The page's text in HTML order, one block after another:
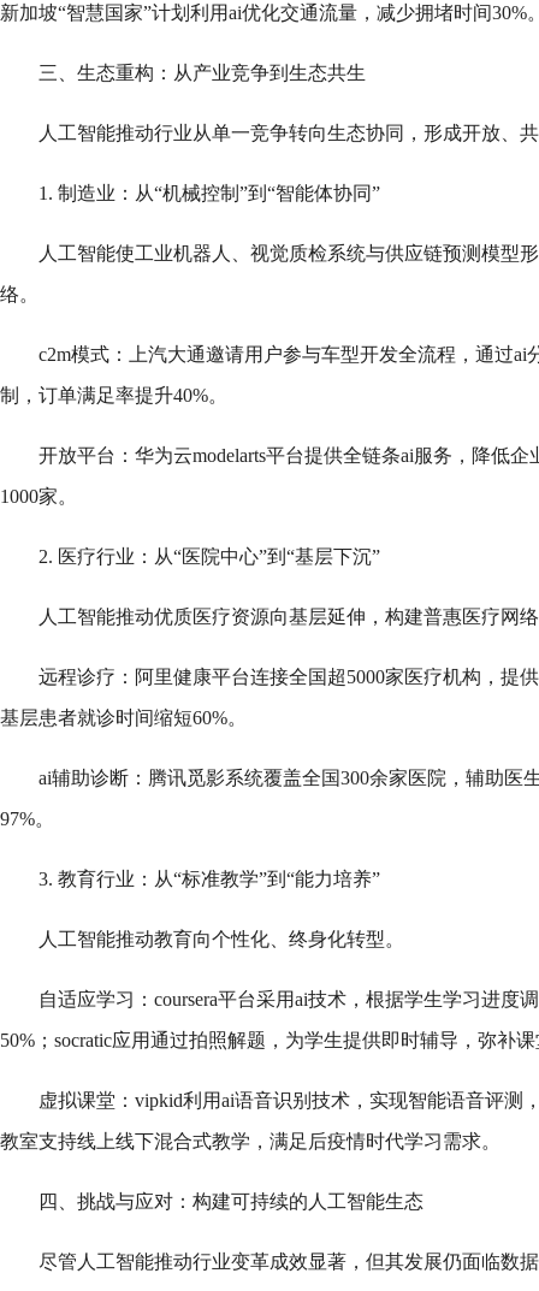
新加坡“智慧国家”计划利用ai优化交通流量，减少拥堵时间30%
三、生态重构：从产业竞争到生态共生
人工智能推动行业从单一竞争转向生态协同，形成开放、
1. 制造业：从“机械控制”到“智能体协同”
人工智能使工业机器人、视觉质检系统与供应链预测模型
络。
c2m模式：上汽大通邀请用户参与车型开发全流程，通过ai
制，订单满足率提升40%。
开放平台：华为云modelarts平台提供全链条ai服务，降低
1000家。
2. 医疗行业：从“医院中心”到“基层下沉”
人工智能推动优质医疗资源向基层延伸，构建普惠医疗网
远程诊疗：阿里健康平台连接全国超5000家医疗机构，提
基层患者就诊时间缩短60%。
ai辅助诊断：腾讯觅影系统覆盖全国300余家医院，辅助医
97%。
3. 教育行业：从“标准教学”到“能力培养”
人工智能推动教育向个性化、终身化转型。
自适应学习：coursera平台采用ai技术，根据学生学习进度
50%；socratic应用通过拍照解题，为学生提供即时辅导，弥补
虚拟课堂：vipkid利用ai语音识别技术，实现智能语音评测
教室支持线上线下混合式教学，满足后疫情时代学习需求。
四、挑战与应对：构建可持续的人工智能生态
尽管人工智能推动行业变革成效显著，但其发展仍面临数